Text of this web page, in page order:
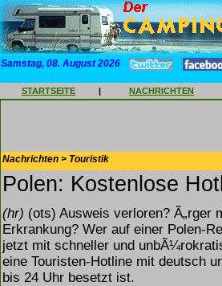
Samstag, 08. August 2026
STARTSEITE | NACHRICHTEN
Nachrichten > Touristik
Polen: Kostenlose
(hr) (ots) Ausweis verloren? Ã„rger
Erkrankung? Wer auf einer Polen-
jetzt mit schneller und
eine Touristen-Hotline mit deutsch
bis 24 Uhr besetzt ist.